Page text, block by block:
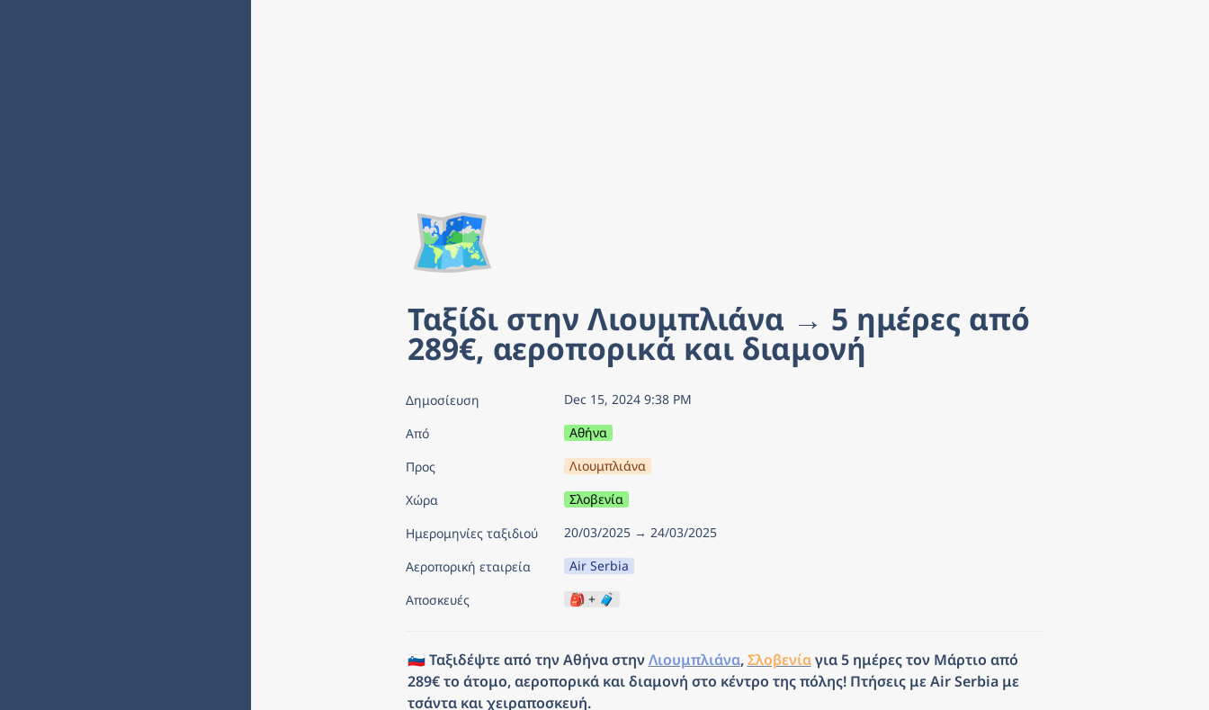
🗺️
Ταξίδι στην Λιουμπλιάνα → 5 ημέρες από
289€, αεροπορικά και διαμονή
Δημοσίευση
Dec 15, 2024 9:38 PM
Από
Αθήνα
Προς
Λιουμπλιάνα
Χώρα
Σλοβενία
Ημερομηνίες ταξιδιού
20/03/2025 → 24/03/2025
Αεροπορική εταιρεία
Air Serbia
Αποσκευές
🎒 + 🧳
🇸🇮 Ταξιδέψτε από την Αθήνα στην Λιουμπλιάνα, Σλοβενία για 5 ημέρες τον Μάρτιο από
289€ το άτομο, αεροπορικά και διαμονή στο κέντρο της πόλης! Πτήσεις με Air Serbia με
τσάντα και χειραποσκευή.